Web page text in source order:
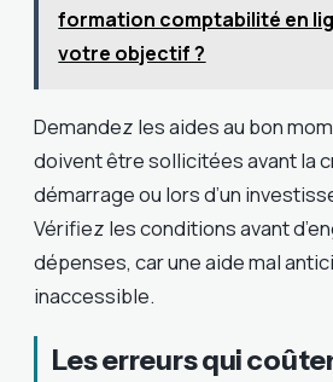
formation comptabilité en
votre objectif ?
Demandez les aides au bon
doivent être sollicitées avant la
démarrage ou lors d’un
Vérifiez les conditions avant
dépenses, car une aide mal
inaccessible.
Les erreurs qui